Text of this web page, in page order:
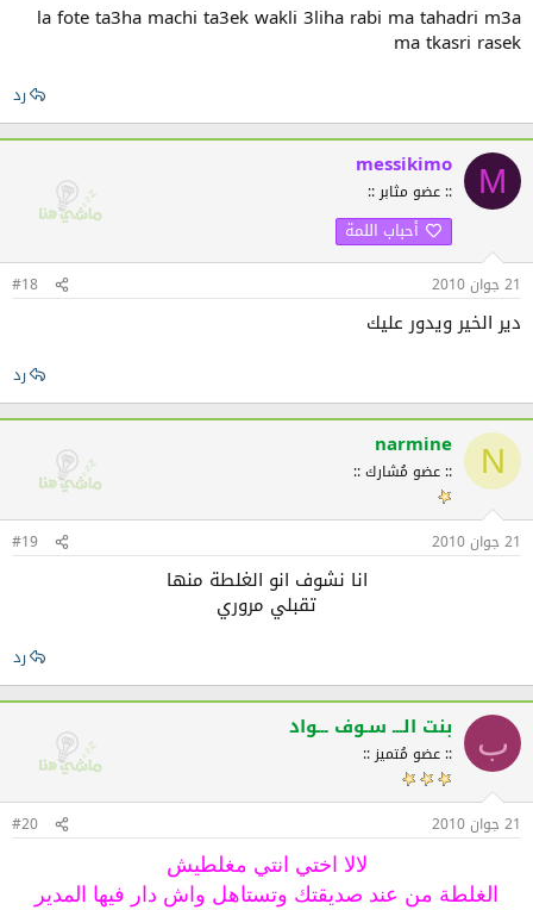
la fote ta3ha machi ta3ek wakli 3liha rabi ma tahadri m3a
ma tkasri rasek
رد
M
messikimo
:: عضو مثابر ::
أحباب اللمة
21 جوان 2010 #18
دير الخير ويدور عليك
رد
N
narmine
:: عضو مُشارك ::
21 جوان 2010 #19
انا نشوف انو الغلطة منها
تقبلي مروري​
رد
ب بنت الـــ سـوف ـــواد
:: عضو مُتميز ::
21 جوان 2010 #20
لالا اختي انتي مغلطيش
الغلطة من عند صديقتك وتستاهل واش دار فيها المدير